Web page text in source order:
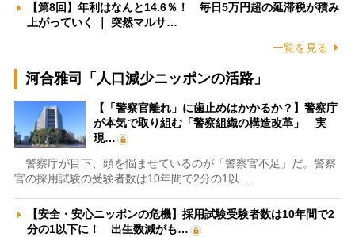
【第8回】年利はなんと14.6％！ 毎日5万円超の延滞税が積み
上がっていく ｜ 突然マルサ…
一覧を見る
河合雅司「人口減少ニッポンの活路」
【「警察官離れ」に歯止めはかかるか？】警察庁
が本気で取り組む「警察組織の構造改革」 実
現…
警察庁が目下、頭を悩ませているのが「警察官不足」だ。警察
官の採用試験の受験者数は10年間で2分の1以…
【安全・安心ニッポンの危機】採用試験受験者数は10年間で2
分の1以下に！ 出生数減がも…